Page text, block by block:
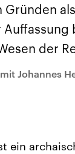
der
Israel
Der
von
Gründen
der
Johannes
ein